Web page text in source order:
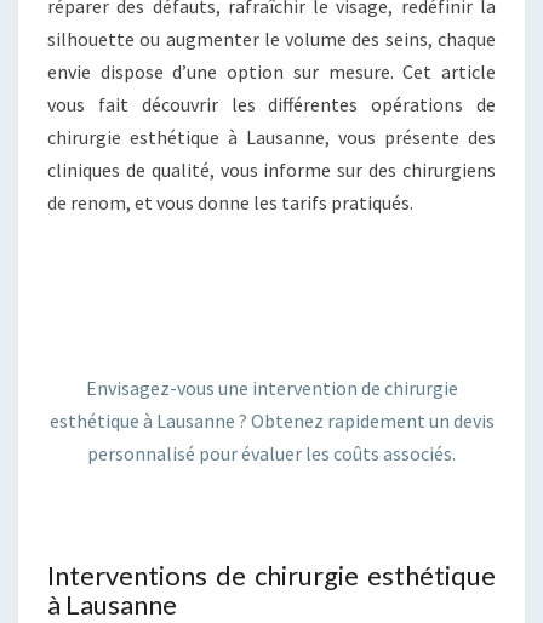
réparer des défauts, rafraîchir le visage, redéfinir la
silhouette ou augmenter le volume des seins, chaque
envie dispose d’une option sur mesure. Cet article
vous fait découvrir les différentes opérations de
chirurgie esthétique à Lausanne, vous présente des
cliniques de qualité, vous informe sur des chirurgiens
de renom, et vous donne les tarifs pratiqués.
Envisagez-vous une intervention de chirurgie
esthétique à Lausanne ? Obtenez rapidement un devis
personnalisé pour évaluer les coûts associés.
Interventions de chirurgie esthétique
à Lausanne